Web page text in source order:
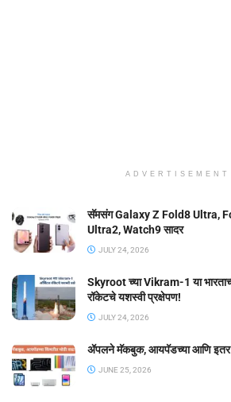
ADVERTISEMENT
सॅमसंग Galaxy Z Fold8 Ultra,
Ultra2, Watch9 सादर
JULY 24, 2026
Skyroot च्या Vikram-1 या
रॉकेटचे यशस्वी प्रक्षेपण!
JULY 24, 2026
ॲपलने मॅकबुक, आयपॅडच्या आणि इतर
JUNE 25, 2026